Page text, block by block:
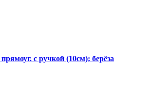
с ручкой (10см); берёза